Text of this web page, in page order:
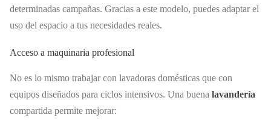
determinadas campañas. Gracias a este modelo, puedes adaptar el
uso del espacio a tus necesidades reales.
Acceso a maquinaria profesional
No es lo mismo trabajar con lavadoras domésticas que con
equipos diseñados para ciclos intensivos. Una buena lavandería
compartida permite mejorar: